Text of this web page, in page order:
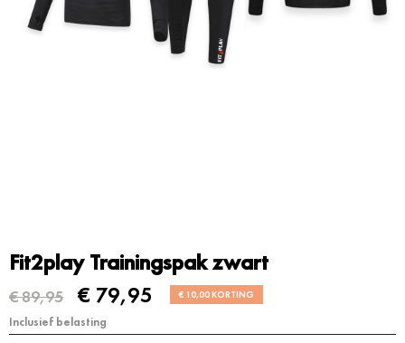
Fit2play Trainingspak zwart
€ 89,95 € 79,95 € 10,00 KORTING
Inclusief belasting